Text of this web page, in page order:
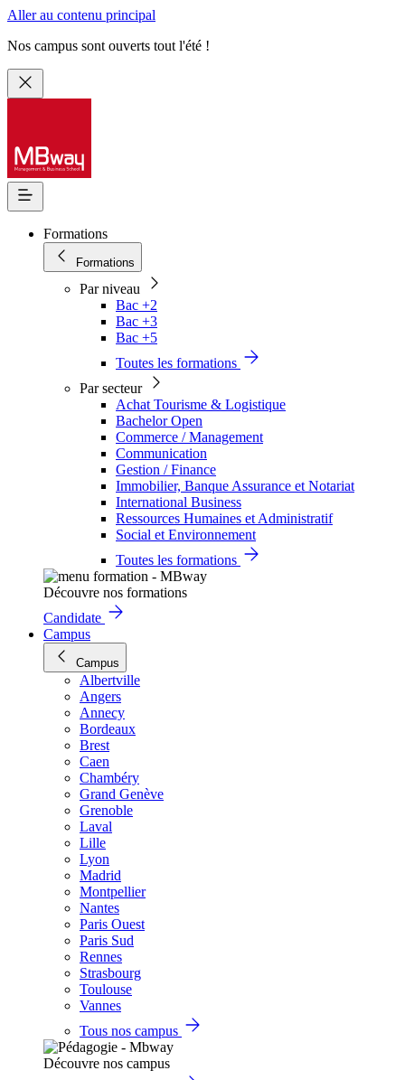
Aller au contenu principal
Nos campus sont ouverts tout l'été !
Formations
Formations
Par niveau
Bac +2
Bac +3
Bac +5
Toutes les formations
Par secteur
Achat Tourisme & Logistique
Bachelor Open
Commerce / Management
Communication
Gestion / Finance
Immobilier, Banque Assurance et Notariat
International Business
Ressources Humaines et Administratif
Social et Environnement
Toutes les formations
Découvre nos formations
Candidate
Campus
Campus
Albertville
Angers
Annecy
Bordeaux
Brest
Caen
Chambéry
Grand Genève
Grenoble
Laval
Lille
Lyon
Madrid
Montpellier
Nantes
Paris Ouest
Paris Sud
Rennes
Strasbourg
Toulouse
Vannes
Tous nos campus
Découvre nos campus